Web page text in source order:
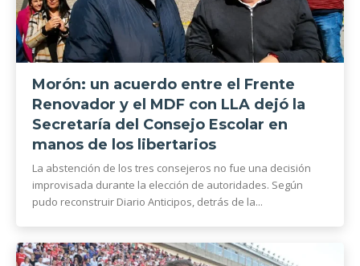
Morón: un acuerdo entre el Frente
Renovador y el MDF con LLA dejó la
Secretaría del Consejo Escolar en
manos de los libertarios
La abstención de los tres consejeros no fue una decisión
improvisada durante la elección de autoridades. Según
pudo reconstruir Diario Anticipos, detrás de la...